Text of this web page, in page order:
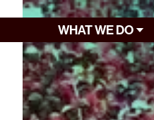
WHAT WE DO